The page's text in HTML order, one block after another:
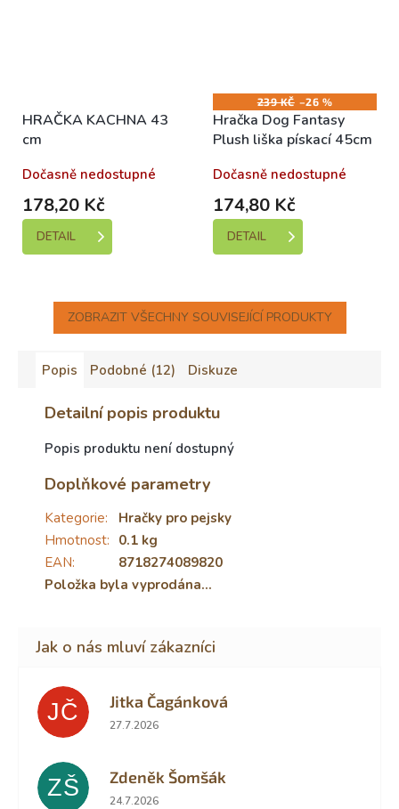
HRAČKA KACHNA 43
cm
Dočasně nedostupné
178,20 Kč
DETAIL
239 KČ –26 %
Hračka Dog Fantasy
Plush liška pískací 45cm
Dočasně nedostupné
174,80 Kč
DETAIL
ZOBRAZIT VŠECHNY SOUVISEJÍCÍ PRODUKTY
Popis Podobné (12) Diskuze
Detailní popis produktu
Popis produktu není dostupný
Doplňkové parametry
Kategorie:
Hračky pro pejsky
Hmotnost: 0.1 kg
EAN:
8718274089820
Položka byla vyprodána…
JČ Jitka Čagánková
Hodnocení obchodu je 5 z 5 hvězdiček.
27.7.2026
ZŠ Zdeněk Šomšák
Hodnocení obchodu je 5 z 5 hvězdiček.
24.7.2026